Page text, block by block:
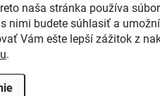
naša stránka používa
nimi budete súhlasiť a
Vám ešte lepší zážitok z
.
lišta
Upraviť nastavenie cookies